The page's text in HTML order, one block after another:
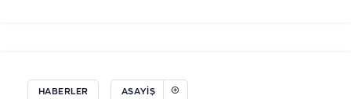
HABERLER ASAYIŞ